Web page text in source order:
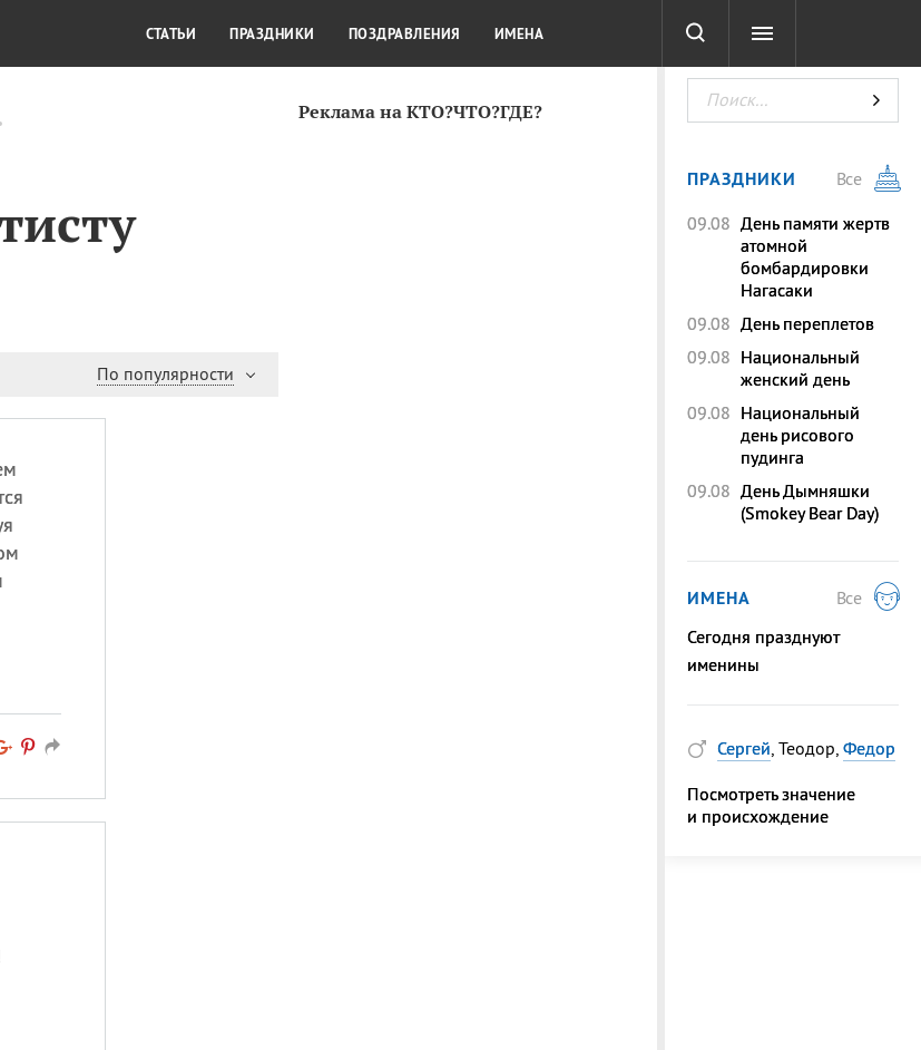
По популярности
Реклама на КТО?ЧТО?ГДЕ?
КУЛЬТУРА КРАСОТА ТЕСТЫ
СТАТЬИ ПРАЗДНИКИ ПОЗДРАВЛЕНИЯ ИМЕНА
ПРАЗДНИКИ
Все
09.08 День памяти жертв
атомной
бомбардировки
Нагасаки
09.08 День переплетов
09.08 Национальный
женский день
09.08 Национальный
день рисового
пудинга
09.08 День Дымняшки
(Smokey Bear Day)
ИМЕНА
Все
Сегодня празднуют
именины
Сергей, Теодор, Федор
Посмотреть значение
и происхождение